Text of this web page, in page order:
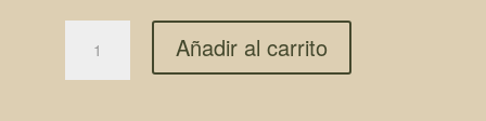
Añadir al carrito